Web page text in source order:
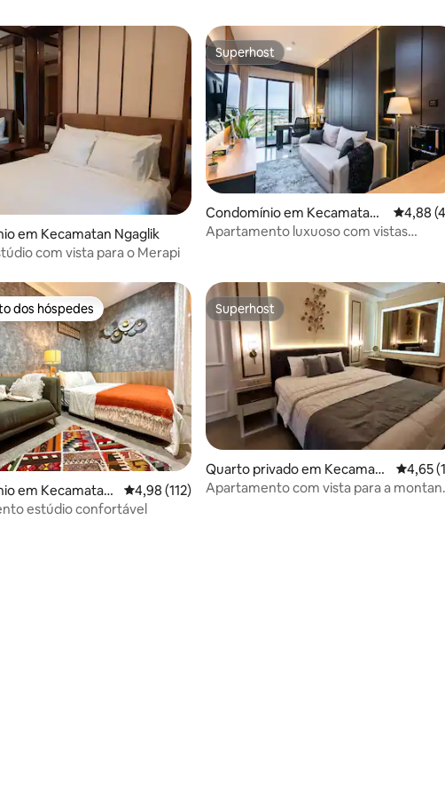
de 5 em 5 estrelas, 5avaliações
em Kecamatan Ngaglik
com vista para o Merapi
Superhost
Superhost
Condomínio em Kecamatan
Ngaglik
4,88
Apartamento luxuoso com vistas
dos hóspedes mais apreciados
dos hóspedes
em Kecamatan
Classificação média de 4,98 em 5 estrelas,
4,98 (112)
estúdio confortável
Superhost
Superhost
Quarto privado em Kecamata
n Ngaglik
4,65
Apartamento com vista para a